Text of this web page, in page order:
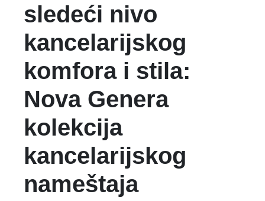
sledeći nivo
kancelarijskog
komfora i stila:
Nova Genera
kolekcija
kancelarijskog
nameštaja